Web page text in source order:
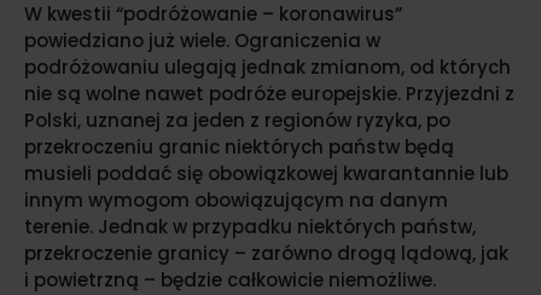
W kwestii “podróżowanie – koronawirus”
powiedziano już wiele. Ograniczenia w
podróżowaniu ulegają jednak zmianom, od których
nie są wolne nawet podróże europejskie. Przyjezdni z
Polski, uznanej za jeden z regionów ryzyka, po
przekroczeniu granic niektórych państw będą
musieli poddać się obowiązkowej kwarantannie lub
innym wymogom obowiązującym na danym
terenie. Jednak w przypadku niektórych państw,
przekroczenie granicy – zarówno drogą lądową, jak
i powietrzną – będzie całkowicie niemożliwe.